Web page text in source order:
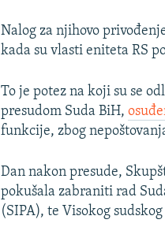
Nalog za njihovo
kada su vlasti eniteta RS
To je potez na koji su se
presudom Suda BiH,
funkcije, zbog
Dan nakon presude,
pokušala zabraniti rad
(SIPA), te Visokog